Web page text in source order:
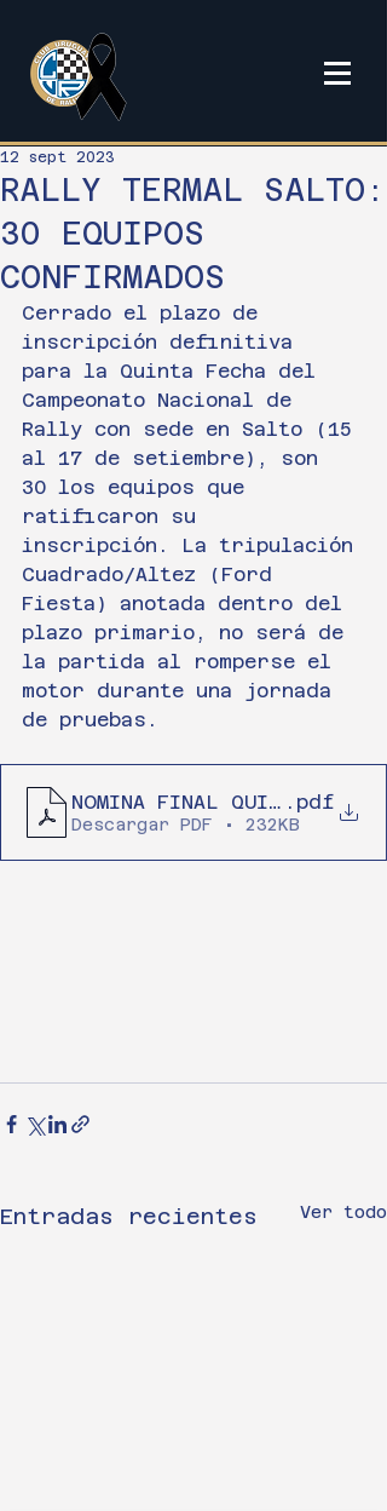
RALLY TERMAL SALTO:
30 EQUIPOS
CONFIRMADOS
12 sept 2023
Cerrado el plazo de
inscripción definitiva
para la Quinta Fecha del
Campeonato Nacional de
Rally con sede en Salto (15
al 17 de setiembre), son
30 los equipos que
ratificaron su
inscripción. La tripulación
Cuadrado/Altez (Ford
Fiesta) anotada dentro del
plazo primario, no será de
la partida al romperse el
motor durante una jornada
de pruebas.
NOMINA FINAL QUINTA FECHA
.pdf
Descargar PDF • 232KB
Entradas recientes Ver todo